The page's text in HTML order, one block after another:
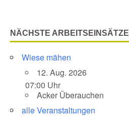
NÄCHSTE ARBEITSEINSÄTZE
Wiese mähen
12. Aug. 2026
07:00 Uhr
Acker Überauchen
alle Veranstaltungen